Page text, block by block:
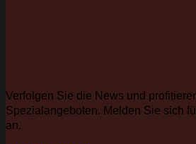
Verfolgen Sie die News und
Spezialangeboten. Melden Sie sich
an.